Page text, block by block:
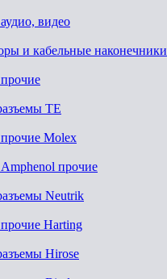
видео
и кабельные наконечники
TE
Molex
прочие
Neutrik
Harting
Hirose